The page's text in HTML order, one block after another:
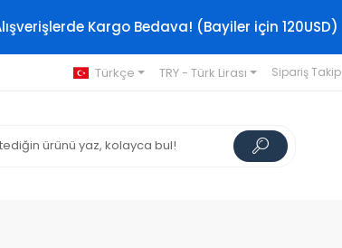
Kargo Bedava! (Bayiler için 120USD)
Türkçe TRY - Türk Lirası Sipariş Takip